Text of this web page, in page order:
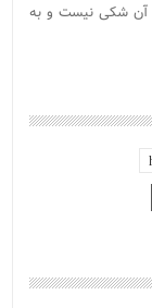
آن شکی نیست و به